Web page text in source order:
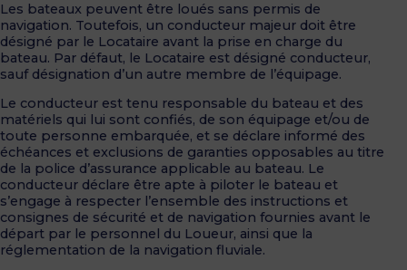
Les bateaux peuvent être loués sans permis de
navigation. Toutefois, un conducteur majeur doit être
désigné par le Locataire avant la prise en charge du
bateau. Par défaut, le Locataire est désigné conducteur,
sauf désignation d’un autre membre de l’équipage.
Le conducteur est tenu responsable du bateau et des
matériels qui lui sont confiés, de son équipage et/ou de
toute personne embarquée, et se déclare informé des
échéances et exclusions de garanties opposables au titre
de la police d’assurance applicable au bateau. Le
conducteur déclare être apte à piloter le bateau et
s’engage à respecter l’ensemble des instructions et
consignes de sécurité et de navigation fournies avant le
départ par le personnel du Loueur, ainsi que la
réglementation de la navigation fluviale.